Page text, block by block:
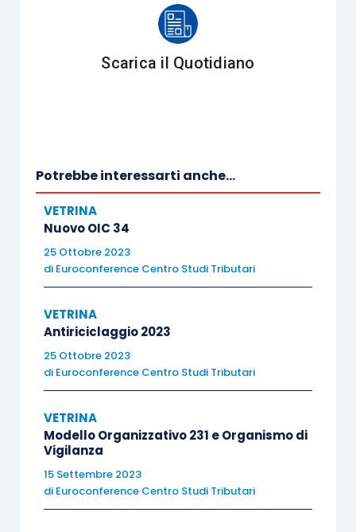
Scarica il Quotidiano
Potrebbe interessarti anche...
VETRINA
Nuovo OIC 34
25 Ottobre 2023
di Euroconference Centro Studi Tributari
VETRINA
Antiriciclaggio 2023
25 Ottobre 2023
di Euroconference Centro Studi Tributari
VETRINA
Modello Organizzativo 231 e Organismo di
Vigilanza
15 Settembre 2023
di Euroconference Centro Studi Tributari